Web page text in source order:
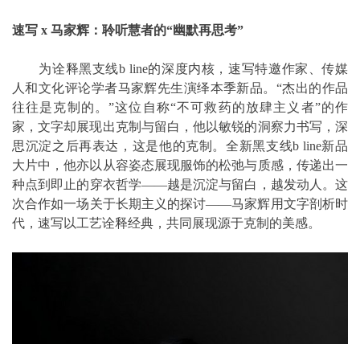
速写 x 马家辉：聆听慧者的“幽默再思考”
为诠释黑支线b line的深度内核，速写特邀作家、传媒
人和文化评论学者马家辉先生演绎本季新品。“杰出的作品
往往是克制的。”这位自称“不可救药的放肆主义者”的作
家，文字却展现出克制与留白，他以敏锐的洞察力书写，深
思沉淀之后再表达，这是他的克制。全新黑支线b line新品
大片中，他亦以从容姿态展现服饰的松弛与质感，传递出一
种点到即止的穿衣哲学——越是沉淀与留白，越发动人。这
次合作如一场关于长期主义的探讨——马家辉用文字剖析时
代，速写以工艺诠释经典，共同展现源于克制的美感。